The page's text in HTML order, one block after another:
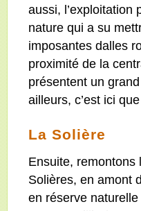
aussi, l’exploitation
nature qui a su
imposantes dalles
proximité de la
présentent un
ailleurs, c’est ici
La Solière
Ensuite, remontons
Solières, en amont
en réserve